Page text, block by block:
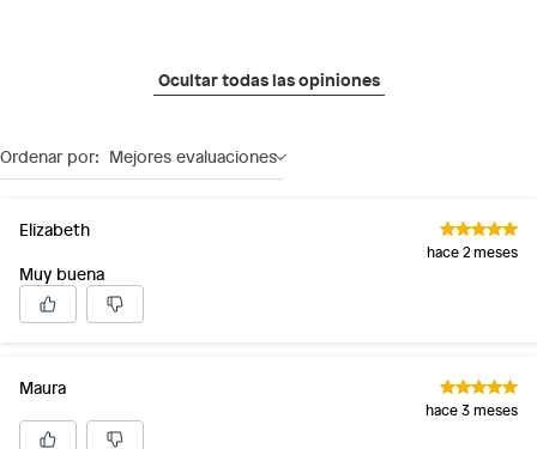
Ocultar todas las opiniones
Ordenar por: Mejores evaluaciones
Elizabeth
hace 2 meses
Muy buena
Maura
hace 3 meses